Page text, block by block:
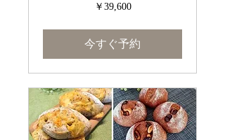
￥39,600
今すぐ予約